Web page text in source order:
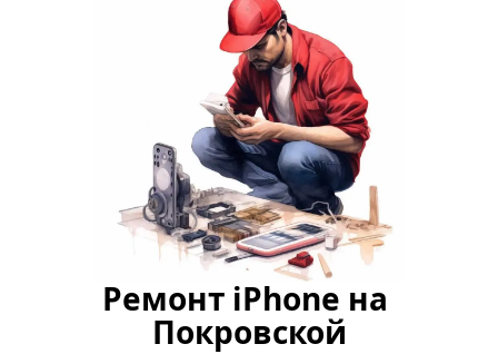
Ремонт iPhone на
Покровской